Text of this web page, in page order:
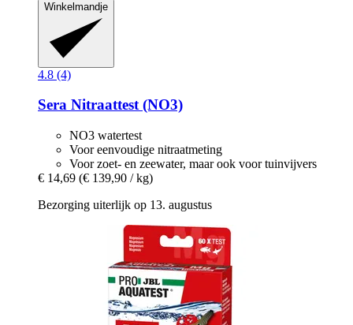
Winkelmandje
4.8 (4)
Sera Nitraattest (NO3)
NO3 watertest
Voor eenvoudige nitraatmeting
Voor zoet- en zeewater, maar ook voor tuinvijvers
€ 14,69 (€ 139,90 / kg)
Bezorging uiterlijk op 13. augustus